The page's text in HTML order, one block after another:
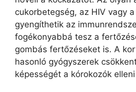
cukorbetegség, az HIV vagy
gyengíthetik az
fogékonyabbá tesz a
gombás fertőzéseket is. A
hasonló gyógyszerek
képességét a kórokozók